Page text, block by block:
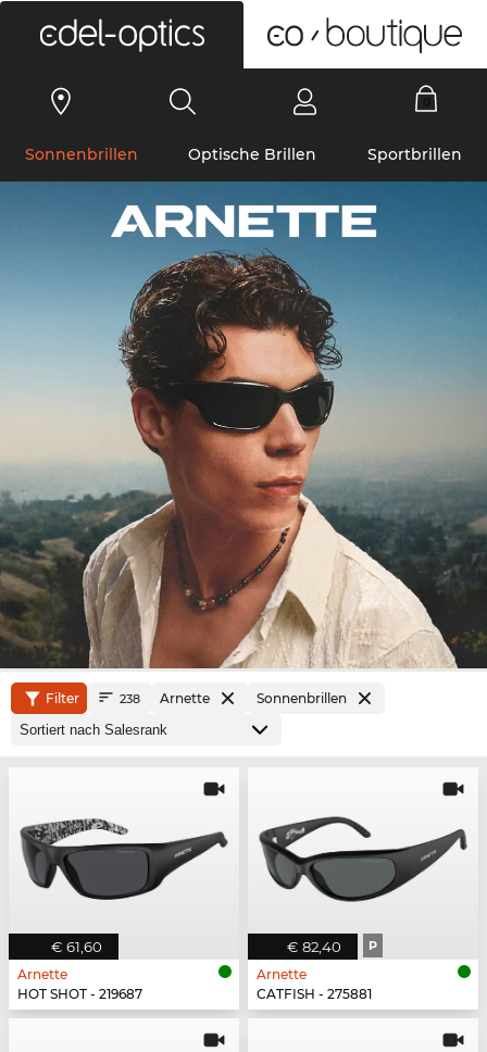
Sonnenbrillen Optische Brillen Sportbrillen
Filter 238 Arnette Sonnenbrillen
€ 61,60
Arnette
HOT SHOT - 219687
€ 82,40 P
Arnette
CATFISH - 275881